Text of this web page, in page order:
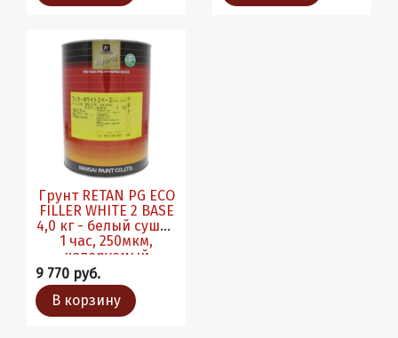
Грунт RETAN PG ECO
FILLER WHITE 2 BASE
4,0 кг - белый сушка
1 час, 250мкм,
колеруемый
9 770 руб.
В корзину